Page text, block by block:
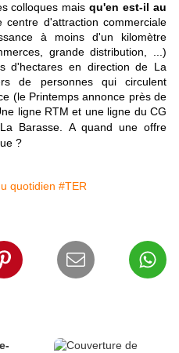
colloques maisqu'en est-il au
centre d'attraction commerciale
à moins d'un kilomètre
grande distribution, ...)
d'hectares en direction de La
de personnes qui circulent
(le Printemps annonce près de
ligne RTM et une ligne du CG
Barasse.
A quand une offre
?
quotidien #TER